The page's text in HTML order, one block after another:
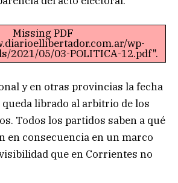
Missing PDF
wp-
2021/05/03-POLITICA-12.pdf".
y en otras provincias la fecha
queda librado al arbitrio de los
Todos los partidos saben a qué
en consecuencia en un marco
que en Corrientes no